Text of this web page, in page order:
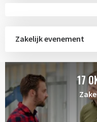
Zakelijk evenement
17